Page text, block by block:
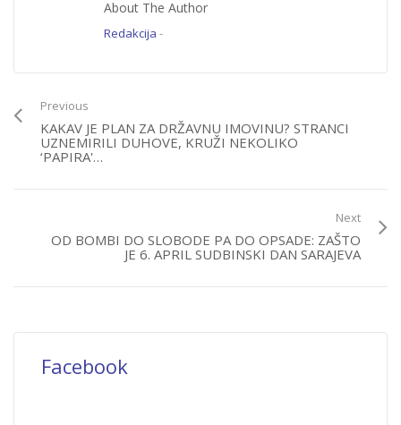
About The Author
Redakcija -
Previous
KAKAV JE PLAN ZA DRŽAVNU IMOVINU? STRANCI
UZNEMIRILI DUHOVE, KRUŽI NEKOLIKO
‘PAPIRA'…
Next
OD BOMBI DO SLOBODE PA DO OPSADE: ZAŠTO
JE 6. APRIL SUDBINSKI DAN SARAJEVA
Facebook